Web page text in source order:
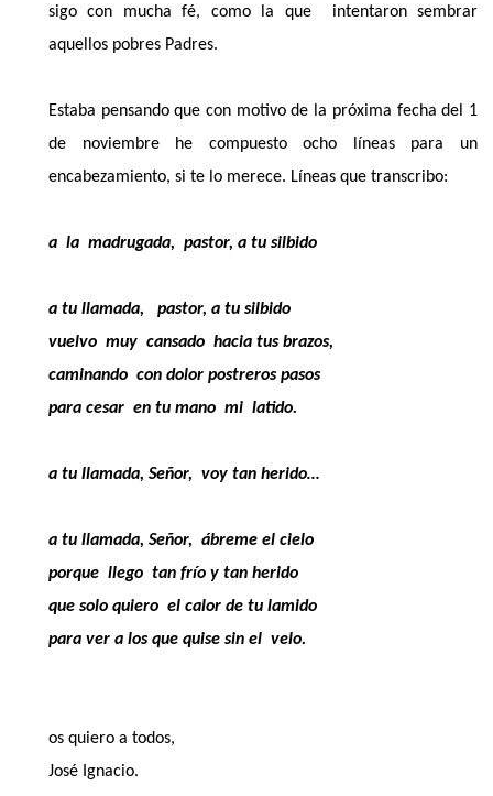
sigo con mucha fé, como la que intentaron sembrar
aquellos pobres Padres.
Estaba pensando que con motivo de la próxima fecha del 1
de noviembre he compuesto ocho líneas para un
encabezamiento, si te lo merece. Líneas que transcribo:
a la madrugada, pastor, a tu silbido
a tu llamada, pastor, a tu silbido
vuelvo muy cansado hacia tus brazos,
caminando con dolor postreros pasos
para cesar en tu mano mi latido.
a tu llamada, Señor, voy tan herido…
a tu llamada, Señor, ábreme el cielo
porque llego tan frío y tan herido
que solo quiero el calor de tu lamido
para ver a los que quise sin el velo.
os quiero a todos,
José Ignacio.